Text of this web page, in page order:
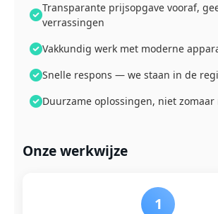
Transparante prijsopgave vooraf,
verrassingen
Vakkundig werk met moderne
Snelle respons — we staan in de
Duurzame oplossingen, niet
Onze werkwijze
1